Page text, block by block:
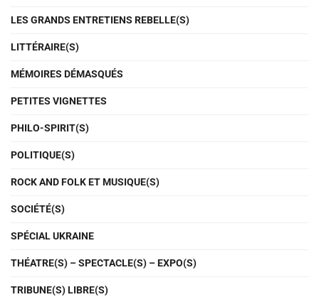
LES GRANDS ENTRETIENS REBELLE(S)
LITTÉRAIRE(S)
MÉMOIRES DÉMASQUÉS
PETITES VIGNETTES
PHILO-SPIRIT(S)
POLITIQUE(S)
ROCK AND FOLK ET MUSIQUE(S)
SOCIÉTÉ(S)
SPÉCIAL UKRAINE
THÉATRE(S) – SPECTACLE(S) – EXPO(S)
TRIBUNE(S) LIBRE(S)